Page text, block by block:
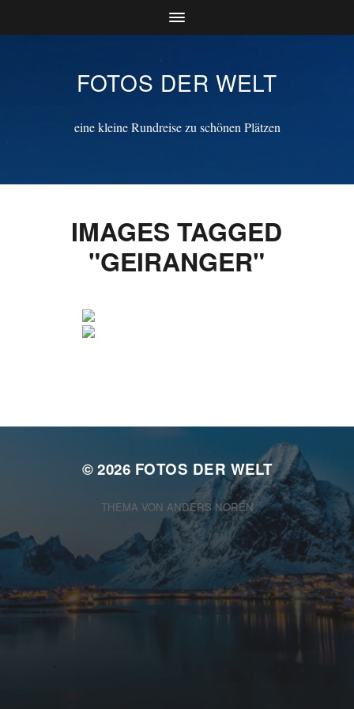
FOTOS DER WELT
eine kleine Rundreise zu schönen Plätzen
IMAGES TAGGED
"GEIRANGER"
© 2026 FOTOS DER WELT
THEMA VON ANDERS NORÉN